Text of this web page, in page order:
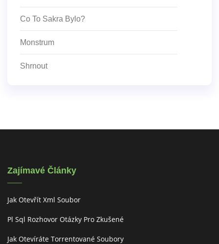
Co To Sakra Bylo?
Monstrum
Shrnout
Zajímavé Články
Jak Otevřít Xml Soubor
Pl Sql Rozhovor Otázky Pro Zkušené
Jak Otevíráte Torrentované Soubory